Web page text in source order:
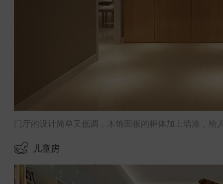
门厅的设计简单又低调，木饰面板的柜体加上墙漆，给
儿童房